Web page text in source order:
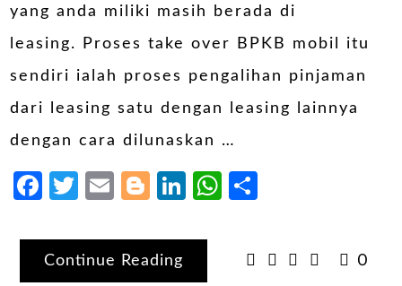
yang anda miliki masih berada di
leasing. Proses take over BPKB mobil itu
sendiri ialah proses pengalihan pinjaman
dari leasing satu dengan leasing lainnya
dengan cara dilunaskan …
Facebook
Twitter
EmailBlogger
LinkedIn
WhatsApp
Continue Reading 0